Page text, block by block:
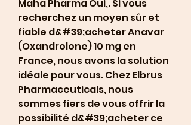
Maha Pharma Oui,. Si vous
recherchez un moyen sûr et
fiable d&#39;acheter Anavar
(Oxandrolone) 10 mg en
France, nous avons la solution
idéale pour vous. Chez Elbrus
Pharmaceuticals, nous
sommes fiers de vous offrir la
possibilité d&#39;acheter ce